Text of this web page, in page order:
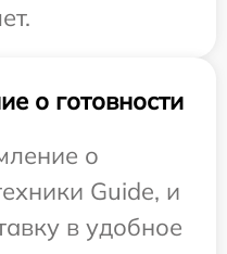
о готовности
о
Guide, и
в удобное